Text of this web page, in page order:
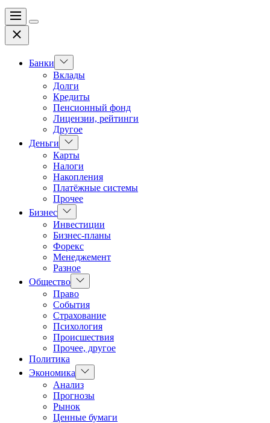
Меню
Цвет
Закрыть
Банки
Показать
подменю
Вклады
Долги
Кредиты
Пенсионный фонд
Лицензии, рейтинги
Другое
Деньги
Показать
подменю
Карты
Налоги
Накопления
Платёжные системы
Прочее
Бизнес Показать
подменю
Инвестиции
Бизнес-планы
Форекс
Менеджемент
Разное
Общество Показать
подменю
Право
События
Страхование
Психология
Происшествия
Прочее, другое
Политика
Экономика
Показать
подменю
Анализ
Прогнозы
Рынок
Ценные бумаги